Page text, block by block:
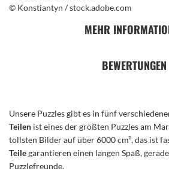
© Konstiantyn / stock.adobe.com
MEHR
BEWERTUNGEN
Unsere Puzzles gibt es in fünf
Teilen ist eines der größten Puzzles am
tollsten Bilder auf über 6000 cm², das ist
Teilegarantieren einen langen Spaß,
Puzzlefreunde.